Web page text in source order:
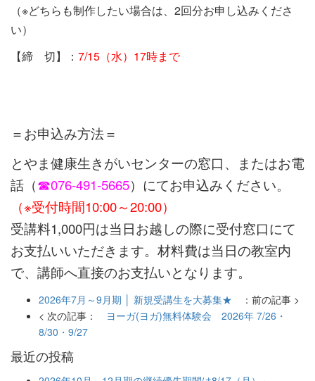
（※どちらも制作したい場合は、2回分お申し込みくださ
い）
【締 切】： 7/15（水）17時まで
＝お申込み方法＝
とやま健康生きがいセンターの窓口、またはお電
話（☎076-491-5665）にてお申込みください。
（※受付時間10:00～20:00）
受講料1,000円は当日お越しの際に受付窓口にて
お支払いいただきます。材料費は当日の教室内
で、講師へ直接のお支払いとなります。
2026年7月～9月期 │ 新規受講生を大募集★ ：前の記事 >
< 次の記事： ヨーガ(ヨガ)無料体験会 2026年 7/26・
8/30・9/27
最近の投稿